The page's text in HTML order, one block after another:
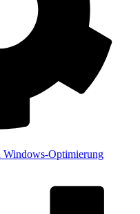
Windows-Optimierung